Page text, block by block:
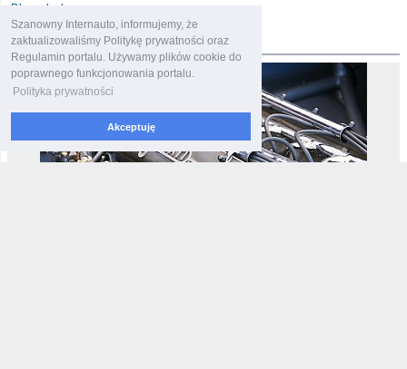
Szanowny Internauto, informujemy, że
zaktualizowaliśmy Politykę prywatności oraz
Regulamin portalu. Używamy plików cookie do
poprawnego funkcjonowania portalu.
Polityka prywatności
Akceptuję
Dla malucha
motoryzacja